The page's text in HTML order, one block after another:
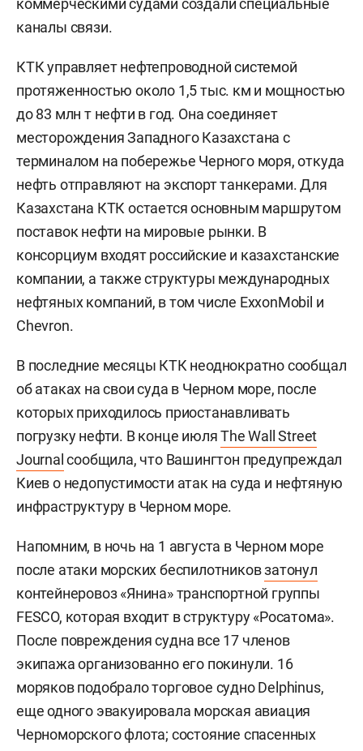
коммерческими судами создали специальные
каналы связи.
КТК управляет нефтепроводной системой
протяженностью около 1,5 тыс. км и мощностью
до 83 млн т нефти в год. Она соединяет
месторождения Западного Казахстана с
терминалом на побережье Черного моря, откуда
нефть отправляют на экспорт танкерами. Для
Казахстана КТК остается основным маршрутом
поставок нефти на мировые рынки. В
консорциум входят российские и казахстанские
компании, а также структуры международных
нефтяных компаний, в том числе ExxonMobil и
Chevron.
В последние месяцы КТК неоднократно сообщал
об атаках на свои суда в Черном море, после
которых приходилось приостанавливать
погрузку нефти. В конце июляThe Wall Street
Journal сообщила, что Вашингтон предупреждал
Киев о недопустимости атак на суда и нефтяную
инфраструктуру в Черном море.
Напомним, в ночь на 1 августа в Черном море
после атаки морских беспилотниковзатонул
контейнеровоз «Янина» транспортной группы
FESCO, которая входит в структуру «Росатома».
После повреждения судна все 17 членов
экипажа организованно его покинули. 16
моряков подобрало торговое судно Delphinus,
еще одного эвакуировала морская авиация
Черноморского флота; состояние спасенных